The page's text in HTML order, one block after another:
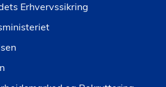
Erhvervssikring